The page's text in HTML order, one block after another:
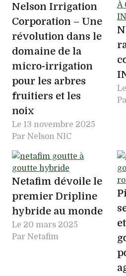
Nelson Irrigation
Corporation – Une
révolution dans le
domaine de la
micro-irrigation
pour les arbres
fruitiers et les
noix
Le 13 novembre 2025
Par Nelson NIC
Le
Netafim dévoile le
premier Dripline
hybride au monde
Le 20 mars 2025
Par Netafim